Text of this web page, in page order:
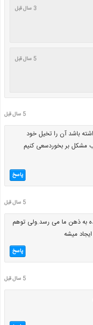
3 سال قبل
5 سال قبل
5 سال قبل
باشد آن را تخیل خود
مشکل بر بخوردسعی کنیم
پاسخ
5 سال قبل
به ذهن ما می رسد.ولی توهم
میشه
پاسخ
5 سال قبل